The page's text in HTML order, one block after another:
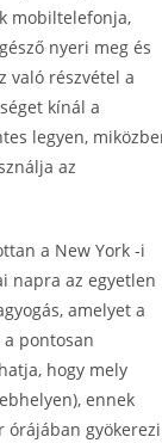
mobiltelefonja,
nyeri meg és
való részvétel a
kínál a
legyen,
az
a New York -i
napra az egyetlen
amelyet a
pontosan
hogy mely
ennek
órájában